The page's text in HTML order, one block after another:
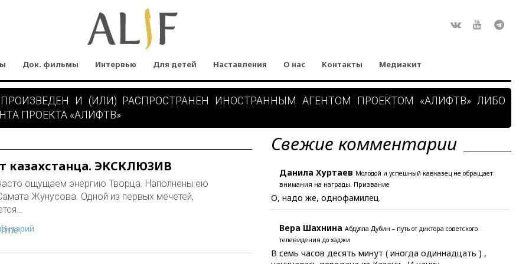
Док. фильмы Интервью Для детей Наставления О нас Контакты Медиакит
И (ИЛИ) РАСПРОСТРАНЕН ИНОСТРАННЫМ АГЕНТОМ ПРОЕКТОМ «АЛИФТВ» ЛИБО
ПРОЕКТА «АЛИФТВ»
казахстанца. ЭКСКЛЮЗИВ
ощущаем энергию Творца. Наполнены ею
Жунусова. Одной из первых мечетей,
Свежие комментарии
Данила Хуртаев Молодой и успешный кавказец не обращает
внимания на награды. Призвание
О, надо же, однофамилец.
Вера Шахнина Абдулла Дубин – путь от диктора советского
телевидения до хаджи
В семь часов десять минут ( иногда одиннадцать ) ,